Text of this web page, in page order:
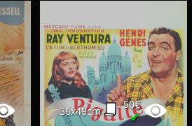
36x49cm
50€
✔